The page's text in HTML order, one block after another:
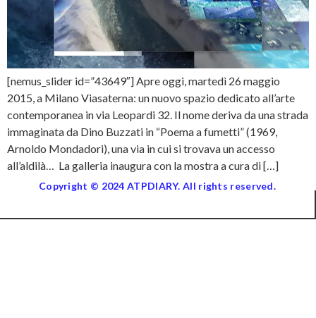
[nemus_slider id=”43649″] Apre oggi, martedì 26 maggio
2015, a Milano Viasaterna: un nuovo spazio dedicato all’arte
contemporanea in via Leopardi 32. Il nome deriva da una strada
immaginata da Dino Buzzati in “Poema a fumetti” (1969,
Arnoldo Mondadori), una via in cui si trovava un accesso
all’aldilà… La galleria inaugura con la mostra a cura di […]
Copyright © 2024 ATPDIARY. All rights reserved.